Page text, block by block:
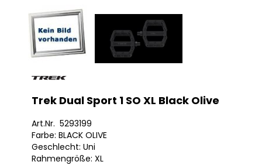
Trek Dual Sport 1 SO XL Black Olive
Art.Nr. 5293199
Farbe: BLACK OLIVE
Geschlecht: Uni
Rahmengröße: XL